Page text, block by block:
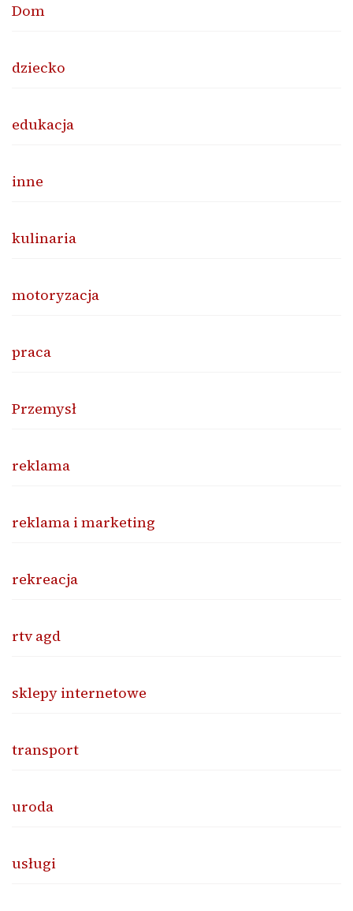
Dom
dziecko
edukacja
inne
kulinaria
motoryzacja
praca
Przemysł
reklama
reklama i marketing
rekreacja
rtv agd
sklepy internetowe
transport
uroda
usługi